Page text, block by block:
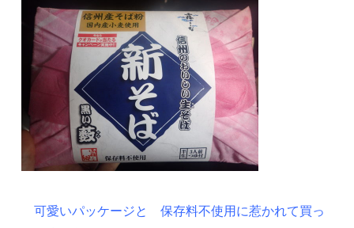
可愛いパッケージと 保存料不使用に惹かれて買っ